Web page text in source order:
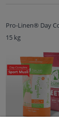
Pro-Linen® Day
15 kg